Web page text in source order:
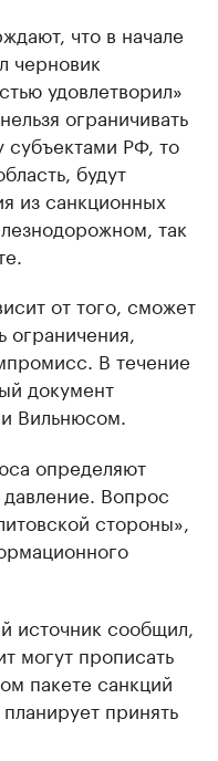
что в начале
черновик
удовлетворил»
ограничивать
РФ, то
будут
из санкционных
так
от того, сможет
ограничения,
В течение
документ
Вильнюсом.
определяют
Вопрос
стороны»,
источник сообщил,
могут прописать
пакете санкций
принять